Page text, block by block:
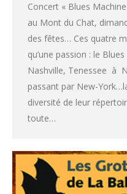
Concert « Blues
au Mont du Chat,
des fêtes… Ces quatre
qu’une passion : le
Nashville, Tenessee à
passant par New-
diversité de leur
toute…